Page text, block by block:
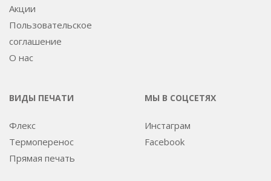
Акции
Пользовательское
соглашение
О нас
ВИДЫ ПЕЧАТИ
Флекс
Термоперенос
Прямая печать
МЫ В СОЦСЕТЯХ
Инстаграм
Facebook